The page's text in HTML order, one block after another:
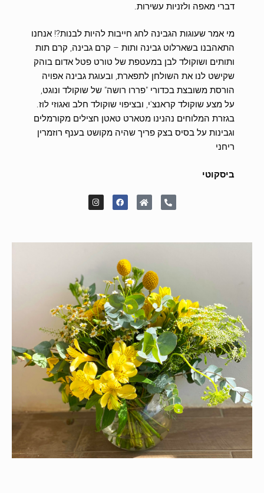
דברי מאפה ולזניות עשירות.
מי אמר שעוגות הגבינה לחג חייבות להיות לבנות?! אנחנו
התאהבנו בשארלוט גבינה ותות – קרם גבינה, קרם תות
ותותים ושוקולד לבן במעטפת של טורט פטל אדום בוהק
שקישט לנו את השולחן לתפארת, ובעוגת גבינה אפויה
הורסת משובצת בכדורי "פררו רושה" של שוקולד ונוגט,
על מצע שוקולד קראנצ'י, ובציפוי שוקולד חלב ואגוזי לוז.
בגזרת המלוחים נהנינו מטארט טאטן חצילים מקורמלים
וגבינות על בסיס בצק פריך שהיה מקושט בענף רוזמרין
ריחני
ביסקוטי